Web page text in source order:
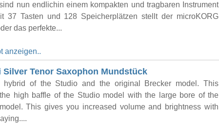
nun endlichin einem kom­pak­ten und tragbaren Instrument
37 Tasten und 128 Speicher­plätzen stellt der microKORG
das perfekte...
anzeigen..
Silver Tenor Saxophon Mundstück
of the Studio and the original Brecker model. This
high baffle of the Studio model with the large bore of the
This gives you increased volume and brightness with